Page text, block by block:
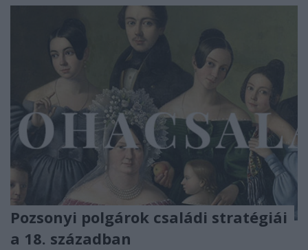
Pozsonyi polgárok családi stratégiái
a 18. században